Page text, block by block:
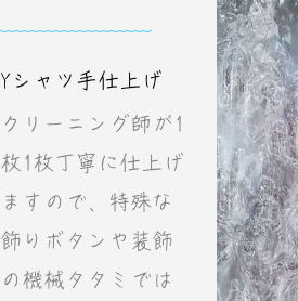
Yシャツ手仕上げ
クリーニング師が1
枚1枚丁寧に仕上げ
ますので、特殊な
飾りボタンや装飾
の機械タタミでは